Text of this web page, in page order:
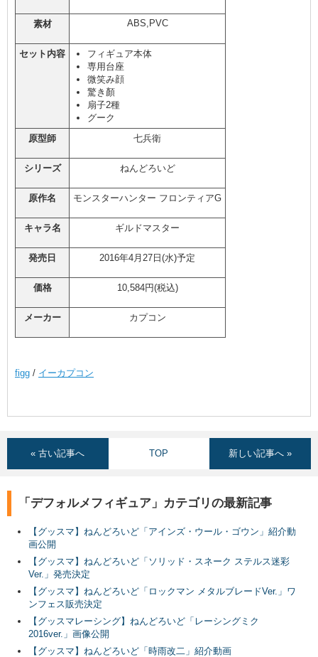
素材 ABS,PVC
セット内容
フィギュア本体
専用台座
微笑み顔
驚き顏
扇子2種
グーク
原型師
七兵衛
シリーズ ねんどろいど
原作名 モンスターハンター フロンティアG
キャラ名 ギルドマスター
発売日 2016年4月27日(水)予定
価格 10,584円(税込)
メーカー カプコン
figg / イーカプコン
« 古い記事へ TOP 新しい記事へ »
「デフォルメフィギュア」カテゴリの最新記事
【グッスマ】ねんどろいど「アインズ・ウール・ゴウン」紹介動
画公開
【グッスマ】ねんどろいど「ソリッド・スネーク ステルス迷彩
Ver.」発売決定
【グッスマ】ねんどろいど「ロックマン メタルブレードVer.」ワ
ンフェス販売決定
【グッスマレーシング】ねんどろいど「レーシングミク
2016ver.」画像公開
【グッスマ】ねんどろいど「時雨改二」紹介動画